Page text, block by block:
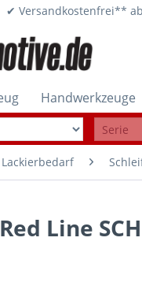
Handwerkzeuge
Lackierbedarf
Line